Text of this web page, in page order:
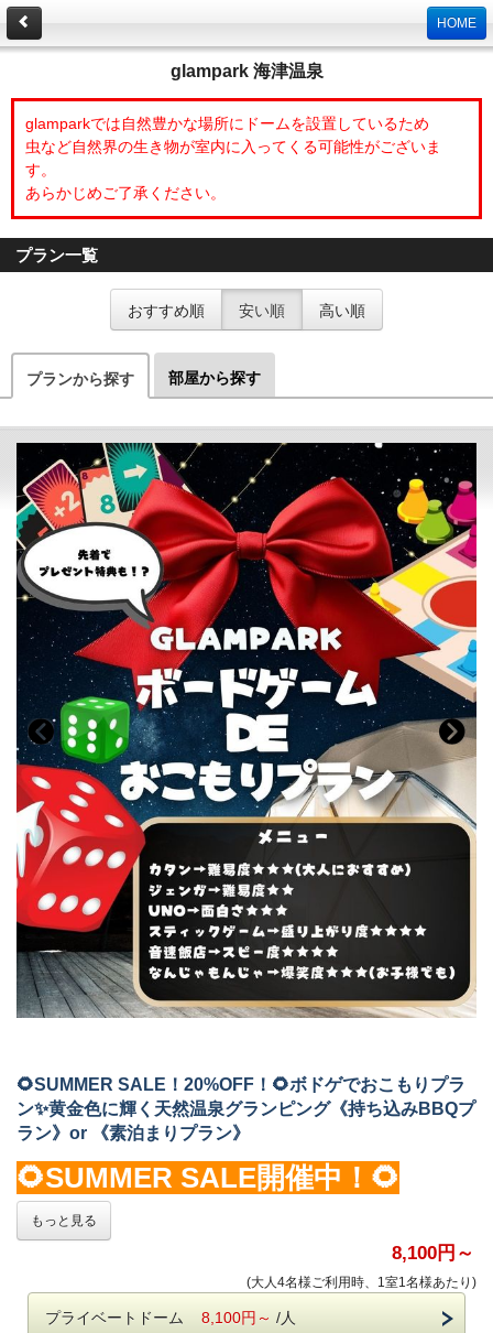
HOME
glampark 海津温泉
glamparkでは自然豊かな場所にドームを設置しているため
虫など自然界の生き物が室内に入ってくる可能性がございま
す。
あらかじめご了承ください。
プラン一覧
おすすめ順 安い順 高い順
プランから探す 部屋から探す
🌻SUMMER SALE！20%OFF！🌻ボドゲでおこもりプラ
ン✨黄金色に輝く天然温泉グランピング《持ち込みBBQプ
ラン》or 《素泊まりプラン》
🌻SUMMER SALE開催中！🌻
※お支払いはWEBでの事前決済のみとなっております。
なお、お振込みでのお支払いもご案内可能でございますので、
ご希望の場合は公式LINE@glamparkにてご連絡ください。
もっと見る
8,100円～
(大人4名様ご利用時、1室1名様あたり)
プライベートドーム 8,100円～ /人